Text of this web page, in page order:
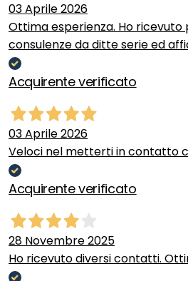
03 Aprile 2026
Ottima esperienza. Ho ricevuto
consulenze da ditte serie ed
Acquirente verificato
03 Aprile 2026
Veloci nel metterti in contatto
Acquirente verificato
28 Novembre 2025
Ho ricevuto diversi contatti.